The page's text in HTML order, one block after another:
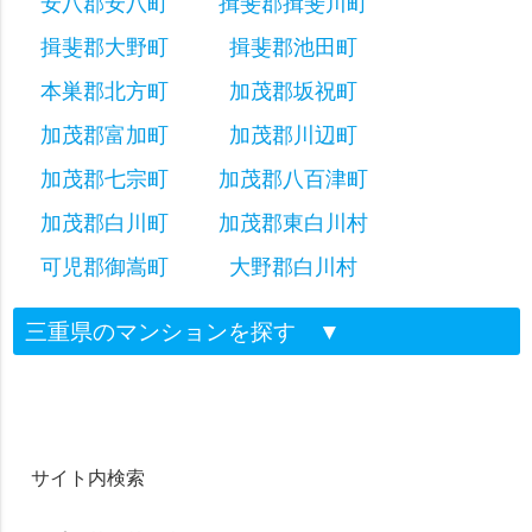
揖斐郡大野町
揖斐郡池田町
本巣郡北方町
加茂郡坂祝町
加茂郡富加町
加茂郡川辺町
加茂郡七宗町
加茂郡八百津町
加茂郡白川町
加茂郡東白川村
可児郡御嵩町
大野郡白川村
三重県のマンションを探す ▼
サイト内検索